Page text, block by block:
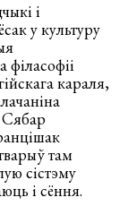
і
у культуру
караля,
Сябар
там
сістэму
і сёння.